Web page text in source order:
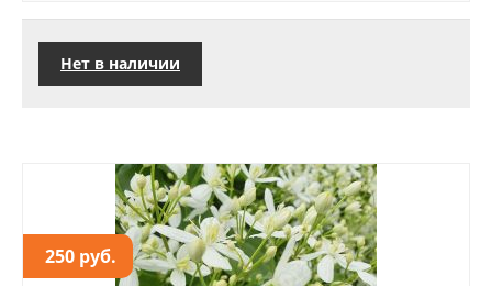
Нет в наличии
250 руб.